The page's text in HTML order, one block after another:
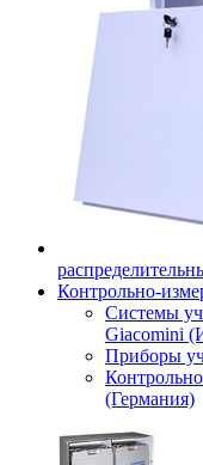
Контрольно-
Системы
Giacomini
Приборы
(Германия)